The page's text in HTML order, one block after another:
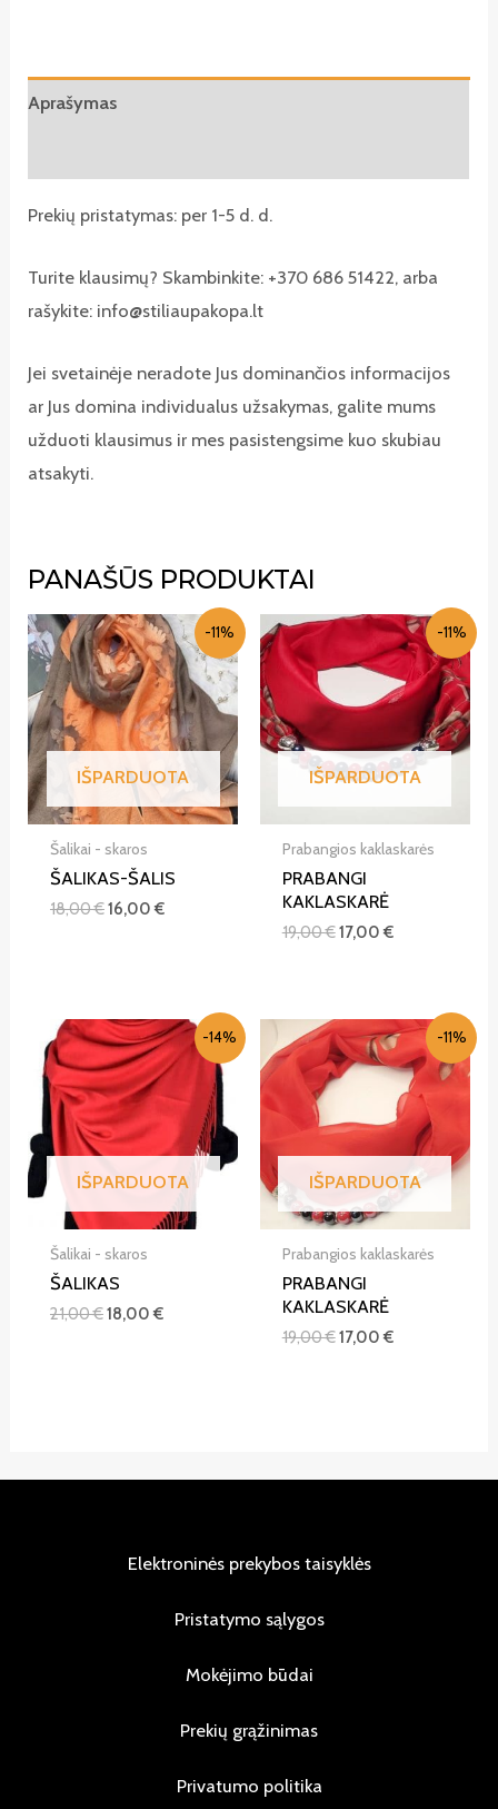
Aprašymas
Prekių pristatymas: per 1-5 d. d.
Turite klausimų? Skambinkite: +370 686 51422, arba
rašykite: info@stiliaupakopa.lt
Jei svetainėje neradote Jus dominančios informacijos
ar Jus domina individualus užsakymas, galite mums
užduoti klausimus ir mes pasistengsime kuo skubiau
atsakyti.
PANAŠŪS PRODUKTAI
-11%
IŠPARDUOTA
Šalikai - skaros
ŠALIKAS-ŠALIS
18,00€16,00€
-11%
IŠPARDUOTA
Prabangios kaklaskarės
PRABANGI
KAKLASKARĖ
19,00€17,00€
-14%
IŠPARDUOTA
Šalikai - skaros
ŠALIKAS
21,00€18,00€
-11%
IŠPARDUOTA
Prabangios kaklaskarės
PRABANGI
KAKLASKARĖ
19,00€17,00€
Elektroninės prekybos taisyklės
Pristatymo sąlygos
Mokėjimo būdai
Prekių grąžinimas
Privatumo politika